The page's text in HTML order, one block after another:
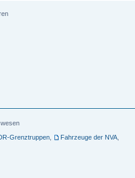
Grenztruppen Fahrzeuge der NVA